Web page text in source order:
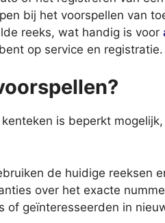
bij het voorspellen van
reeks, wat handig is voor
op service en registratie.
is beperkt
de huidige reeksen
over het exacte
of geïnteresseerden in